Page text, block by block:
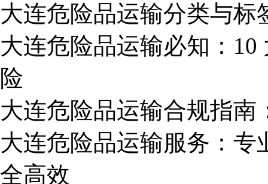
大连危险品运输分类与
大连危险品运输必知：
险
大连危险品运输合规指
大连危险品运输服务：
全高效